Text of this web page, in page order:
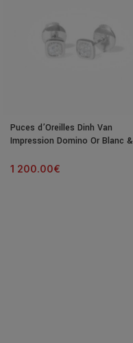
Puces d’Oreilles Dinh Van
Impression Domino Or Blanc &
1 200.00€